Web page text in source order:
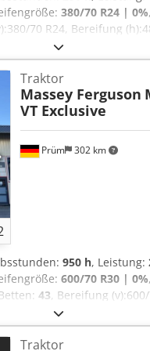
380/70 R24 | 0%
70 R24, Bereifung
Erstzulassung:
(ISO) 68/
1600 U/minHersteller /
VDOC&SCR, AdBlue
rechts vor der Kabinen
Prüm 302 km
Traktor
Massey Ferguson
VT Exclusive
950 h, Leistung:
600/70 R30 | 0%
43, Bereifung
199.000,00
technische
Nm 6 Zylinder, 7,4l AGCO
Traktor